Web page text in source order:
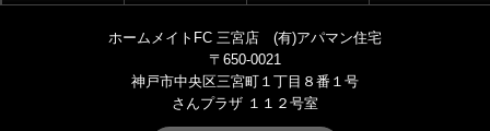
ホームメイトFC 三宮店 (有)アパマン住宅
〒650-0021
神戸市中央区三宮町１丁目８番１号
さんプラザ １１２号室